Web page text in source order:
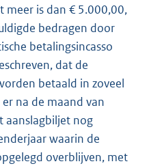
meer is dan € 5.000,00,
bedragen door
betalingsincasso
dat de
betaald in zoveel
na de maand van
aanslagbiljet nog
waarin de
overblijven, met